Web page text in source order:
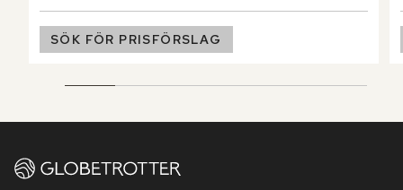
SÖK FÖR PRISFÖRSLAG